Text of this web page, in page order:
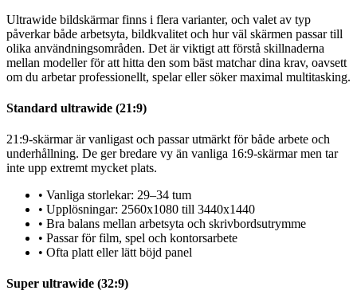
Ultrawide bildskärmar finns i flera varianter, och valet av typ
påverkar både arbetsyta, bildkvalitet och hur väl skärmen passar till
olika användningsområden. Det är viktigt att förstå skillnaderna
mellan modeller för att hitta den som bäst matchar dina krav, oavsett
om du arbetar professionellt, spelar eller söker maximal multitasking.
Standard ultrawide (21:9)
21:9-skärmar är vanligast och passar utmärkt för både arbete och
underhållning. De ger bredare vy än vanliga 16:9-skärmar men tar
inte upp extremt mycket plats.
• Vanliga storlekar: 29–34 tum
• Upplösningar: 2560x1080 till 3440x1440
• Bra balans mellan arbetsyta och skrivbordsutrymme
• Passar för film, spel och kontorsarbete
• Ofta platt eller lätt böjd panel
Super ultrawide (32:9)